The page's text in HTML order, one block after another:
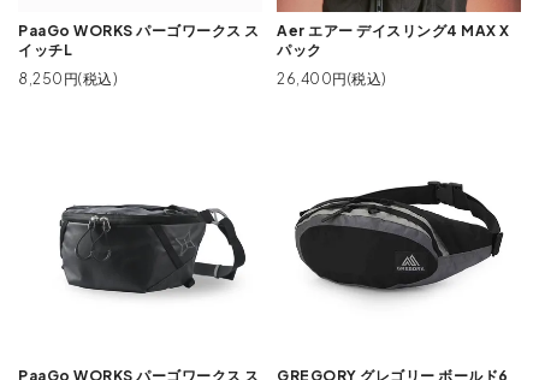
PaaGo WORKS パーゴワークス ス
イッチL
8,250円(税込)
Aer エアー デイスリング4 MAX X
パック
26,400円(税込)
PaaGo WORKS パーゴワークス ス
GREGORY グレゴリー ボールド6